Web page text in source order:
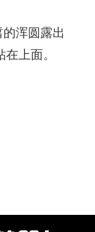
浑圆露出
上面。